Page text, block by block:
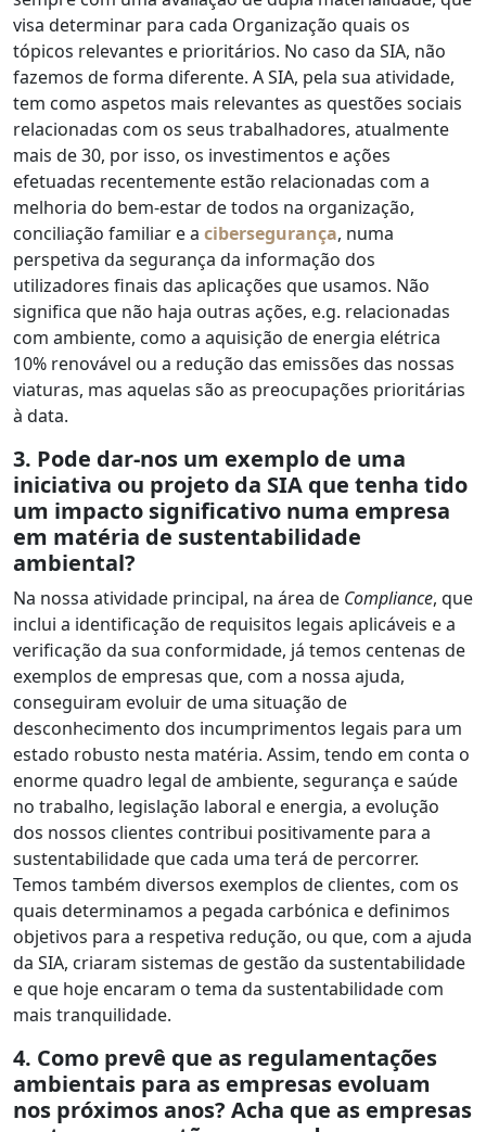
visa determinar para cada Organização quais os
tópicos relevantes e prioritários. No caso da SIA, não
fazemos de forma diferente. A SIA, pela sua atividade,
tem como aspetos mais relevantes as questões sociais
relacionadas com os seus trabalhadores, atualmente
mais de 30, por isso, os investimentos e ações
efetuadas recentemente estão relacionadas com a
melhoria do bem-estar de todos na organização,
conciliação familiar e a cibersegurança, numa
perspetiva da segurança da informação dos
utilizadores finais das aplicações que usamos. Não
significa que não haja outras ações, e.g. relacionadas
com ambiente, como a aquisição de energia elétrica
10% renovável ou a redução das emissões das nossas
viaturas, mas aquelas são as preocupações prioritárias
à data.
3. Pode dar-nos um exemplo de uma
iniciativa ou projeto da SIA que tenha tido
um impacto significativo numa empresa
em matéria de sustentabilidade
ambiental?
Na nossa atividade principal, na área de Compliance, que
inclui a identificação de requisitos legais aplicáveis e a
verificação da sua conformidade, já temos centenas de
exemplos de empresas que, com a nossa ajuda,
conseguiram evoluir de uma situação de
desconhecimento dos incumprimentos legais para um
estado robusto nesta matéria. Assim, tendo em conta o
enorme quadro legal de ambiente, segurança e saúde
no trabalho, legislação laboral e energia, a evolução
dos nossos clientes contribui positivamente para a
sustentabilidade que cada uma terá de percorrer.
Temos também diversos exemplos de clientes, com os
quais determinamos a pegada carbónica e definimos
objetivos para a respetiva redução, ou que, com a ajuda
da SIA, criaram sistemas de gestão da sustentabilidade
e que hoje encaram o tema da sustentabilidade com
mais tranquilidade.
4. Como prevê que as regulamentações
ambientais para as empresas evoluam
nos próximos anos? Acha que as empresas